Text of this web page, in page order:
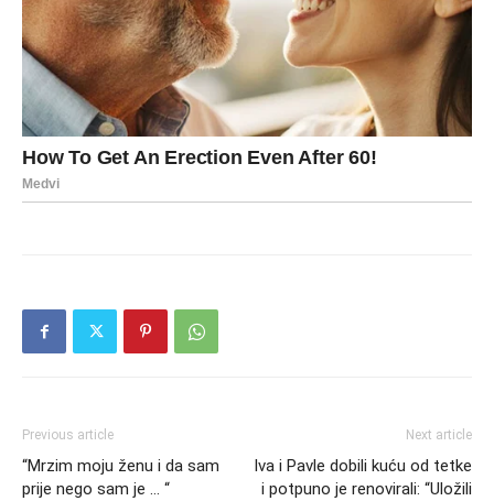
Previous article
“Mrzim moju ženu i da sam
prije nego sam je … “
Next article
Iva i Pavle dobili kuću od tetke
i potpuno je renovirali: “Uložili